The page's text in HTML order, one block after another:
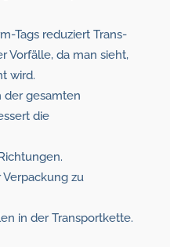
Tags reduziert Trans-
Vorfälle, da man sieht,
wird.
der gesamten
die
zu
in der Transportkette.